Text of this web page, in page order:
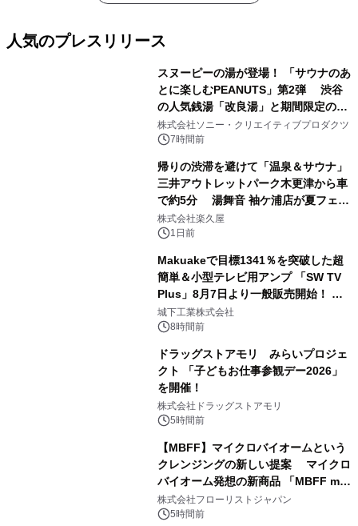
人気のプレスリリース
スヌーピーの湯が登場！ 「サウナのあ
とに楽しむPEANUTS」第2弾 渋谷
の人気銭湯「改良湯」と期間限定のコ
ラボレーション サウナイキタイコラ
ボグッズも発売決定！
株式会社ソニー・クリエイティブプロダクツ
7時間前
帰りの渋滞を避けて「温泉＆サウナ」
三井アウトレットパーク木更津から車
で約5分 湯舞音 袖ケ浦店が夏フェア
メニューを提供
株式会社楽久屋
1日前
Makuakeで目標1341％を突破した超
簡単＆小型テレビ用アンプ 「SW TV
Plus」8月7日より一般販売開始！ ケ
ーブル1本つなぐだけ、テレビの音が
ぐっと豊かに
城下工業株式会社
8時間前
ドラッグストアモリ みらいプロジェ
クト 「子どもお仕事参観デー2026」
を開催！
株式会社ドラッグストアモリ
5時間前
【MBFF】マイクロバイオームという
クレンジングの新しい提案 マイクロ
バイオーム発想の新商品 「MBFF mb
クレンジングPRO」を2026年8月6日
発売
株式会社フローリストジャパン
5時間前